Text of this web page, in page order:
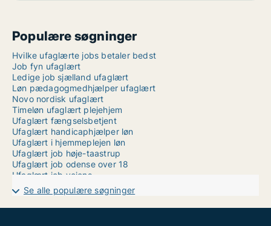
Populære søgninger
Hvilke ufaglærte jobs betaler bedst
Job fyn ufaglært
Ledige job sjælland ufaglært
Løn pædagogmedhjælper ufaglært
Novo nordisk ufaglært
Timeløn ufaglært plejehjem
Ufaglært fængselsbetjent
Ufaglært handicaphjælper løn
Ufaglært i hjemmeplejen løn
Ufaglært job høje-taastrup
Ufaglært job odense over 18
Ufaglært job vojens
Ufaglært lagermedarbejder løn
Ufaglært lærervikar
Ufaglært natarbejde løn
Se alle populære søgninger